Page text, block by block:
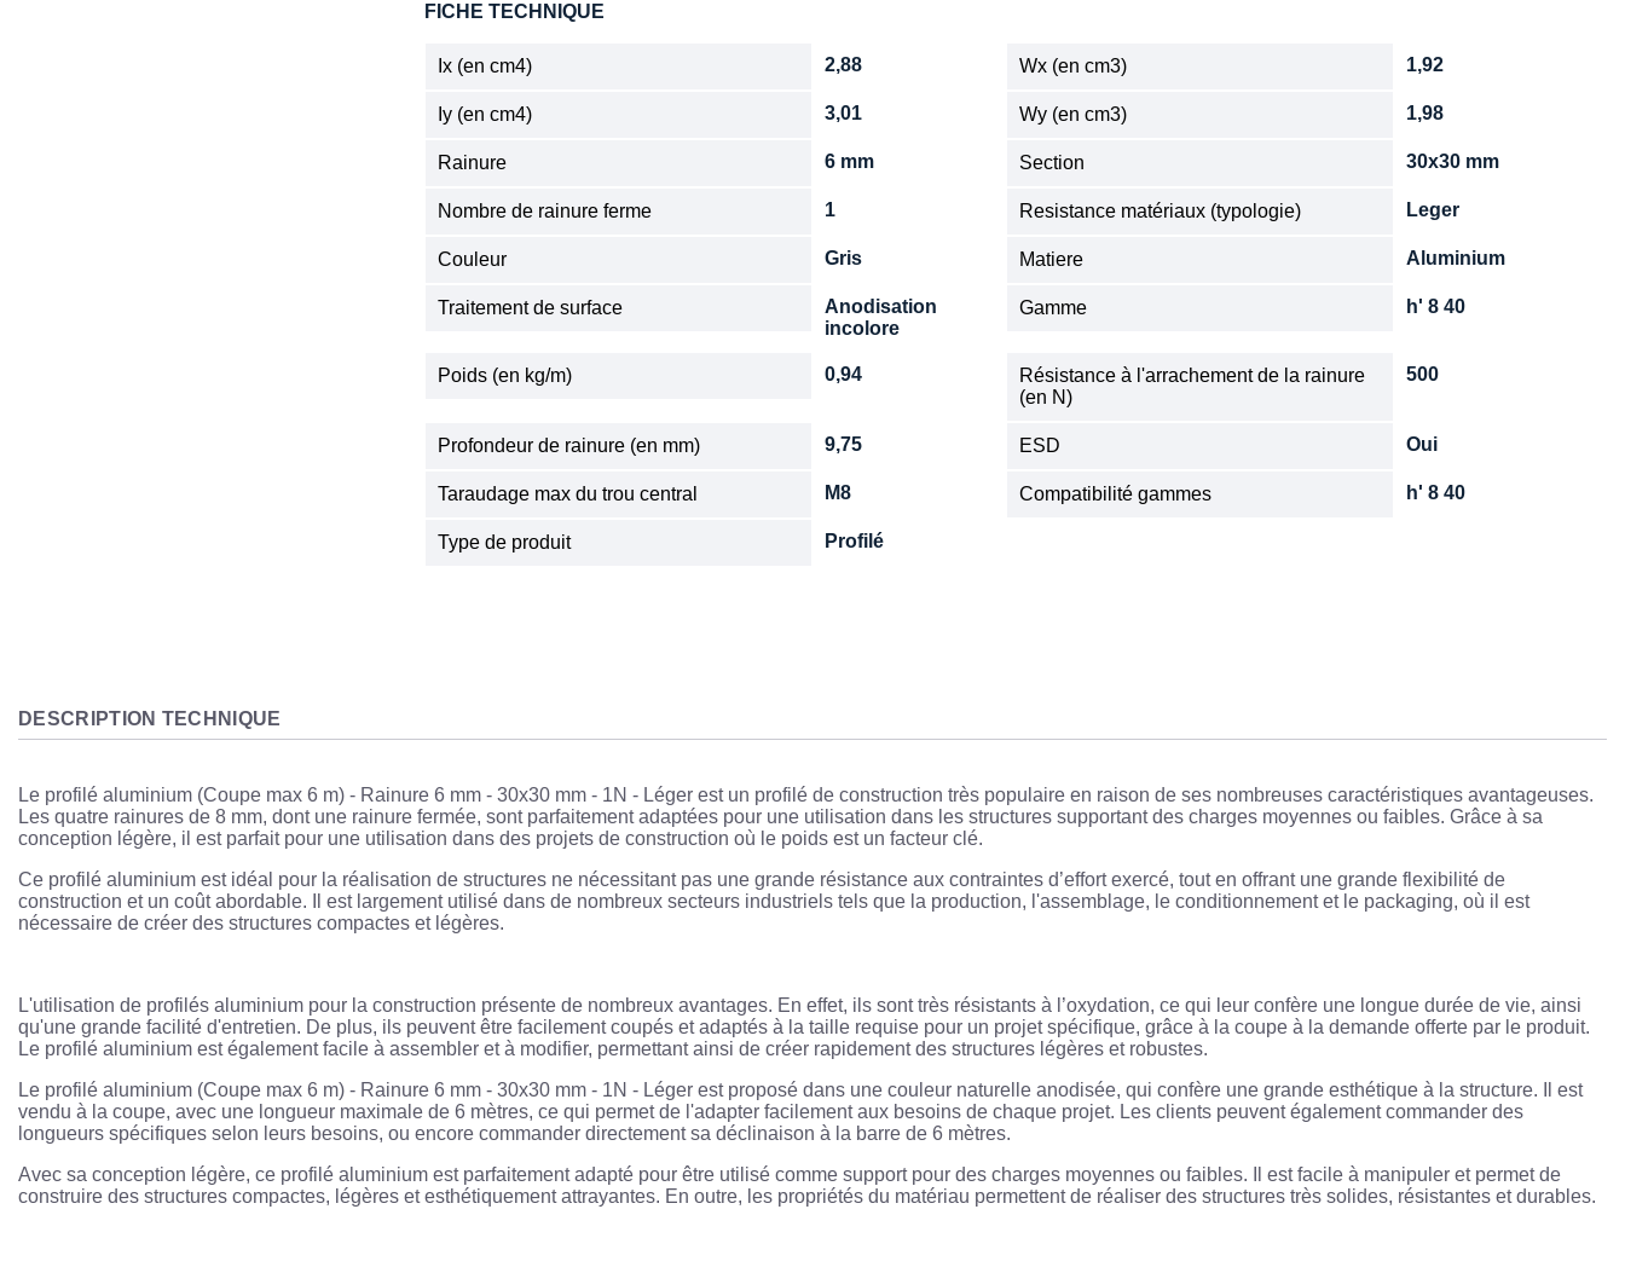
FICHE TECHNIQUE
Ix (en cm4) 2,88 Wx (en cm3) 1,92
Iy (en cm4) 3,01 Wy (en cm3) 1,98
Rainure 6 mm Section 30x30 mm
Nombre de rainure ferme 1 Resistance matériaux (typologie) Leger
Couleur Gris Matiere Aluminium
Traitement de surface
Anodisation
incolore
Gamme h' 8 40
Poids (en kg/m) 0,94
Résistance à l'arrachement de la rainure
(en N)
500
Profondeur de rainure (en mm) 9,75 ESD Oui
Taraudage max du trou central M8 Compatibilité gammes h' 8 40
Type de produit Profilé
DESCRIPTION TECHNIQUE
Le profilé aluminium (Coupe max 6 m) - Rainure 6 mm - 30x30 mm - 1N - Léger est un profilé de construction très populaire en raison de ses nombreuses caractéristiques avantageuses.
Les quatre rainures de 8 mm, dont une rainure fermée, sont parfaitement adaptées pour une utilisation dans les structures supportant des charges moyennes ou faibles. Grâce à sa
conception légère, il est parfait pour une utilisation dans des projets de construction où le poids est un facteur clé.
Ce profilé aluminium est idéal pour la réalisation de structures ne nécessitant pas une grande résistance aux contraintes d’effort exercé, tout en offrant une grande flexibilité de
construction et un coût abordable. Il est largement utilisé dans de nombreux secteurs industriels tels que la production, l'assemblage, le conditionnement et le packaging, où il est
nécessaire de créer des structures compactes et légères.
L'utilisation de profilés aluminium pour la construction présente de nombreux avantages. En effet, ils sont très résistants à l’oxydation, ce qui leur confère une longue durée de vie, ainsi
qu'une grande facilité d'entretien. De plus, ils peuvent être facilement coupés et adaptés à la taille requise pour un projet spécifique, grâce à la coupe à la demande offerte par le produit.
Le profilé aluminium est également facile à assembler et à modifier, permettant ainsi de créer rapidement des structures légères et robustes.
Le profilé aluminium (Coupe max 6 m) - Rainure 6 mm - 30x30 mm - 1N - Léger est proposé dans une couleur naturelle anodisée, qui confère une grande esthétique à la structure. Il est
vendu à la coupe, avec une longueur maximale de 6 mètres, ce qui permet de l'adapter facilement aux besoins de chaque projet. Les clients peuvent également commander des
longueurs spécifiques selon leurs besoins, ou encore commander directement sa déclinaison à la barre de 6 mètres.
Avec sa conception légère, ce profilé aluminium est parfaitement adapté pour être utilisé comme support pour des charges moyennes ou faibles. Il est facile à manipuler et permet de
construire des structures compactes, légères et esthétiquement attrayantes. En outre, les propriétés du matériau permettent de réaliser des structures très solides, résistantes et durables.